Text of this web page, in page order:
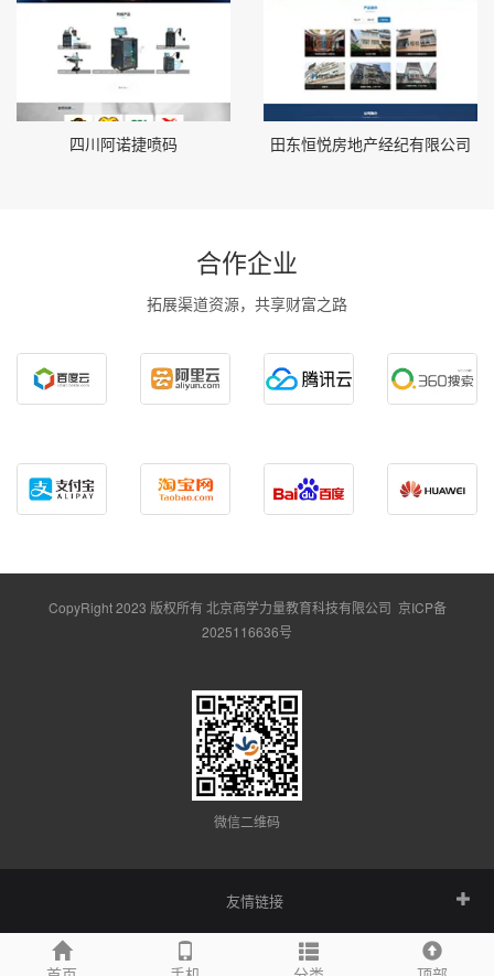
四川阿诺捷喷码 田东恒悦房地产经纪有限公司
合作企业
拓展渠道资源，共享财富之路
CopyRight 2023 版权所有 北京商学力量教育科技有限公司 京ICP备
2025116636号
微信二维码
友情链接